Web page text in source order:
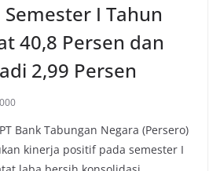
I Tahun
40,8 Persen dan
2,99 Persen
Bank Tabungan Negara (Persero)
kinerja positif pada semester I